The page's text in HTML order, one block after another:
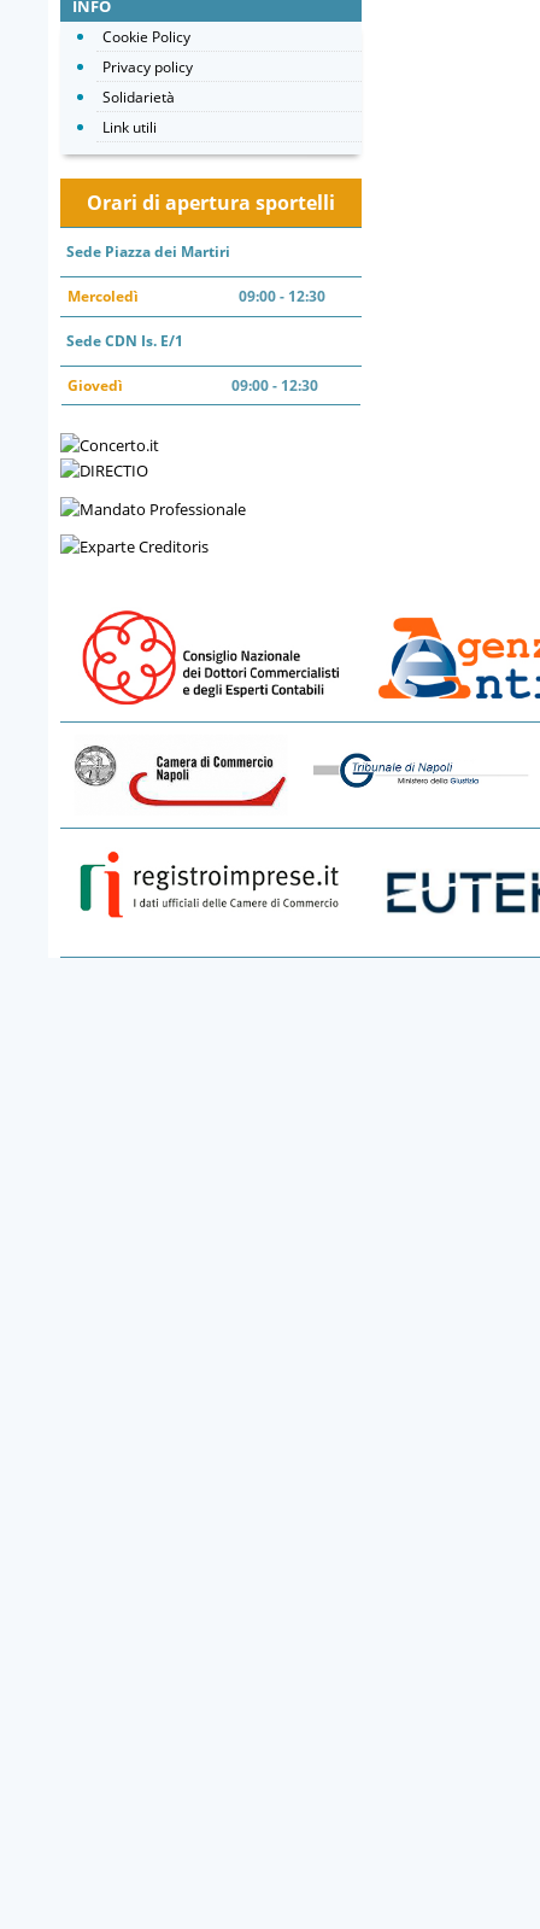
INFO
Cookie Policy
Privacy policy
Solidarietà
Link utili
Orari di apertura sportelli
Sede Piazza dei Martiri
Mercoledì 09:00 - 12:30
Sede CDN Is. E/1
Giovedì 09:00 - 12:30